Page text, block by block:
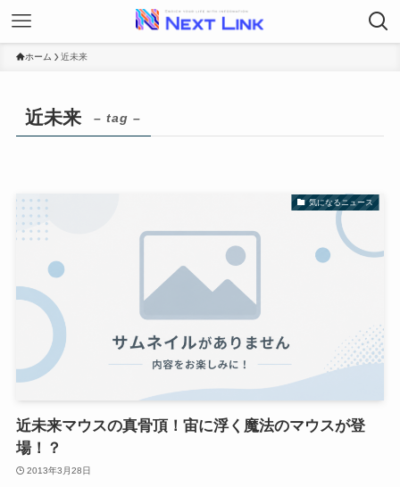
ホーム 近未来
近未来 – tag –
気になるニュース
近未来マウスの真骨頂！宙に浮く魔法のマウスが登
場！？
2013年3月28日